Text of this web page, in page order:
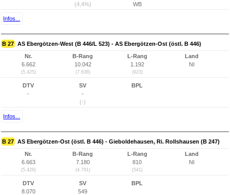
(4,4%)
WB
Infos...
B 27 AS Ebergötzen-West (B 446/L 523) - AS Ebergötzen-Ost (östl. B 446)
Nr.
6.662
(5.425)
B-Rang
10.042
(7.638)
L-Rang
1.192
(923)
Land
NI
DTV
-
SV
-
(-)
BPL
Infos...
B 27 AS Ebergötzen-Ost (östl. B 446) - Gieboldehausen, Ri. Rollshausen (B 247)
Nr.
6.663
(5.426)
B-Rang
7.180
(4.791)
L-Rang
810
(541)
Land
NI
DTV
8.070
SV
549
BPL